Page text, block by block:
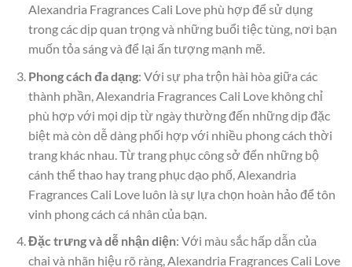
Alexandria Fragrances Cali Love phù hợp để sử dụng
trong các dịp quan trọng và những buổi tiệc tùng, nơi bạn
muốn tỏa sáng và để lại ấn tượng mạnh mẽ.
Phong cách đa dạng: Với sự pha trộn hài hòa giữa các
thành phần, Alexandria Fragrances Cali Love không chỉ
phù hợp với mọi dịp từ ngày thường đến những dịp đặc
biệt mà còn dễ dàng phối hợp với nhiều phong cách thời
trang khác nhau. Từ trang phục công sở đến những bộ
cánh thể thao hay trang phục dạo phố, Alexandria
Fragrances Cali Love luôn là sự lựa chọn hoàn hảo để tôn
vinh phong cách cá nhân của bạn.
Đặc trưng và dễ nhận diện: Với màu sắc hấp dẫn của
chai và nhãn hiệu rõ ràng, Alexandria Fragrances Cali Love